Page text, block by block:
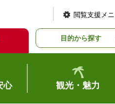
閲覧支援メ
目的から探す
心 観光・魅力